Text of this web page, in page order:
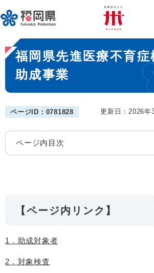
ー
ジ
先
頭
。
メニューを飛ばして本文へ
本
文
福岡県先進医療不育
助成事業
ページID：0781828 更新日：2026年
ページ内目次
【ページ内リンク】
1．助成対象者
2．対象検査